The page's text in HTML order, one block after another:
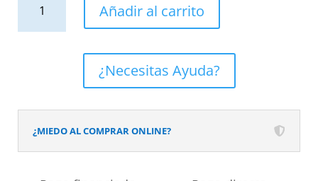
apertura
frontal1
fijo-
Añadir al carrito
¿Necesitas Ayuda?
¿MIEDO AL COMPRAR ONLINE?